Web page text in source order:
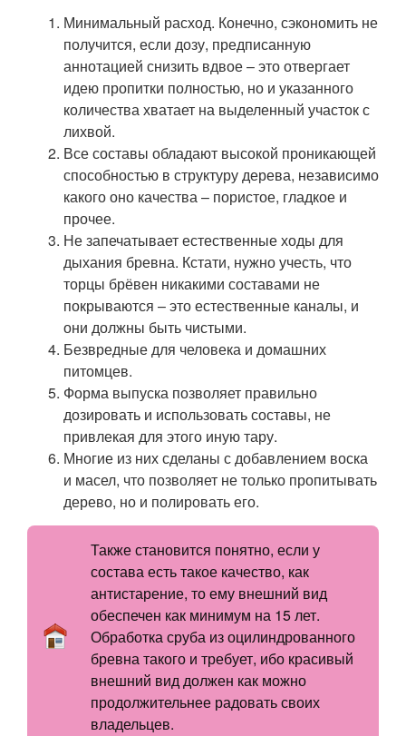
Минимальный расход. Конечно, сэкономить не
получится, если дозу, предписанную
аннотацией снизить вдвое – это отвергает
идею пропитки полностью, но и указанного
количества хватает на выделенный участок с
лихвой.
Все составы обладают высокой проникающей
способностью в структуру дерева, независимо
какого оно качества – пористое, гладкое и
прочее.
Не запечатывает естественные ходы для
дыхания бревна. Кстати, нужно учесть, что
торцы брёвен никакими составами не
покрываются – это естественные каналы, и
они должны быть чистыми.
Безвредные для человека и домашних
питомцев.
Форма выпуска позволяет правильно
дозировать и использовать составы, не
привлекая для этого иную тару.
Многие из них сделаны с добавлением воска
и масел, что позволяет не только пропитывать
дерево, но и полировать его.
Также становится понятно, если у
состава есть такое качество, как
антистарение, то ему внешний вид
обеспечен как минимум на 15 лет.
Обработка сруба из оцилиндрованного
бревна такого и требует, ибо красивый
внешний вид должен как можно
продолжительнее радовать своих
владельцев.